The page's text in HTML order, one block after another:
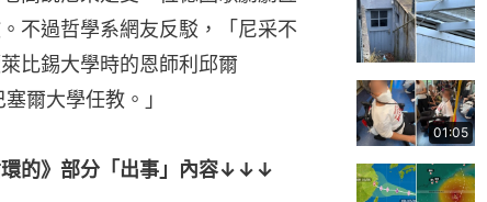
不過哲學系網友反駁，「尼采不
比錫大學時的恩師利邱爾
爾大學任教。」
環的》部分「出事」內容↓↓↓
01:05